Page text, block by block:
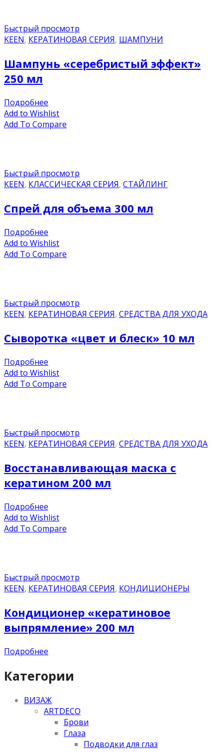
Быстрый просмотр
KEEN, КЕРАТИНОВАЯ СЕРИЯ, ШАМПУНИ
Шампунь «серебристый эффект»
250 мл
Подробнее
Add to Wishlist
Add To Compare
Быстрый просмотр
KEEN, КЛАССИЧЕСКАЯ СЕРИЯ, СТАЙЛИНГ
Спрей для объема 300 мл
Подробнее
Add to Wishlist
Add To Compare
Быстрый просмотр
KEEN, КЕРАТИНОВАЯ СЕРИЯ, СРЕДСТВА ДЛЯ УХОДА
Сыворотка «цвет и блеск» 10 мл
Подробнее
Add to Wishlist
Add To Compare
Быстрый просмотр
KEEN, КЕРАТИНОВАЯ СЕРИЯ, СРЕДСТВА ДЛЯ УХОДА
Восстанавливающая маска с
кератином 200 мл
Подробнее
Add to Wishlist
Add To Compare
Быстрый просмотр
KEEN, КЕРАТИНОВАЯ СЕРИЯ, КОНДИЦИОНЕРЫ
Кондиционер «кератиновое
выпрямление» 200 мл
Подробнее
Категории
ВИЗАЖ
ARTDECO
Брови
Глаза
Подводки для глаз